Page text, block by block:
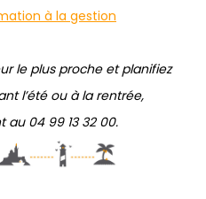
à la gestion
le plus proche et planifiez
l’été ou à la rentrée,
au 04 99 13 32 00.